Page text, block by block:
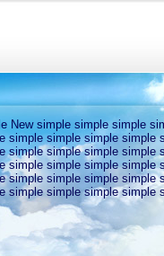
New simple simple simple
simple simple simple simple
simple simple simple simple
simple simple simple simple
simple simple simple simple
simple simple simple simple